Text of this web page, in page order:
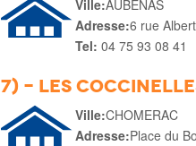
Ville:AUBENAS
Adresse:6 rue
Tel: 04 75 93 08 41
7) - Les
Ville:CHOMERAC
Adresse:Place du